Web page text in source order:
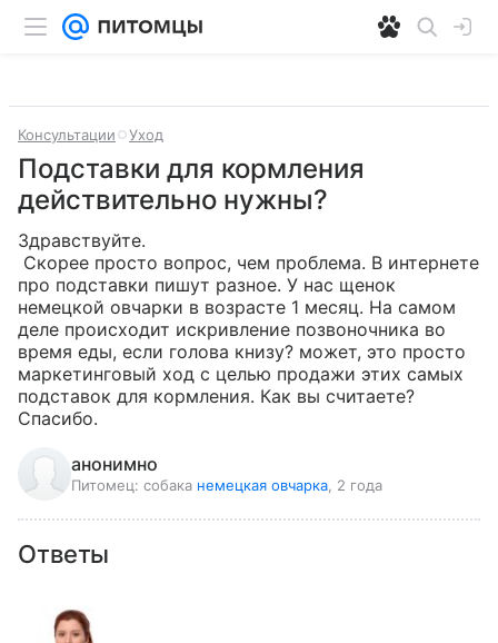
Консультации Уход
Подставки для кормления
действительно нужны?
Здравствуйте.
про подставки пишут разное. У нас щенок
немецкой овчарки в возрасте 1 месяц. На самом
деле происходит искривление позвоночника во
время еды, если голова книзу? может, это просто
маркетинговый ход с целью продажи этих самых
подставок для кормления. Как вы считаете?
Спасибо.
анонимно
Питомец: собака немецкая овчарка , 2 года
Ответы